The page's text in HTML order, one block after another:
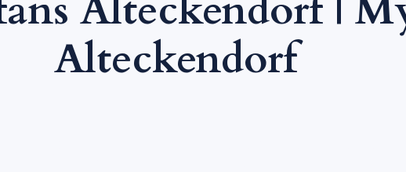
Alteckendorf